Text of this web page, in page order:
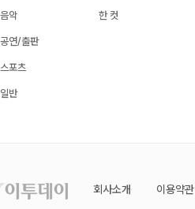
음악
공연/출판
스포츠
일반
한 컷
회사소개 이용약관